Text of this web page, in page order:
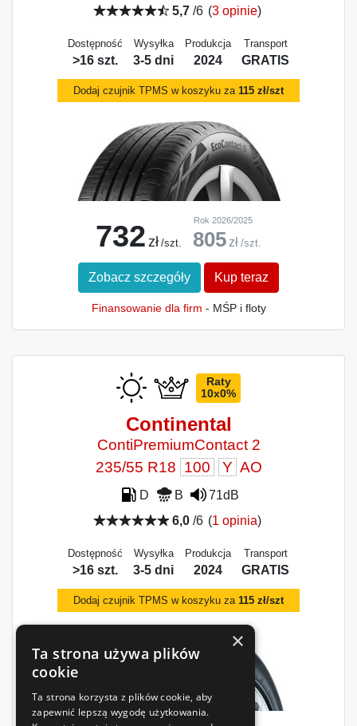
5,7/6 (3 opinie)
Dostępność
>16 szt.
Wysyłka
3-5 dni
Produkcja
2024
Transport
GRATIS
Dodaj czujnik TPMS w koszyku za 115 zł/szt
732 zł /szt.
Rok 2026/2025
805 zł /szt.
Zobacz szczegóły Kup teraz
Finansowanie dla firm - MŚP i floty
Raty
10x0%
Continental
ContiPremiumContact 2
235/55 R18 100 Y AO
D B
71dB
6,0/6 (1 opinia)
Dostępność
>16 szt.
Wysyłka
3-5 dni
Produkcja
2024
Transport
GRATIS
Dodaj czujnik TPMS w koszyku za 115 zł/szt
×
Ta strona używa plików
cookie
Ta strona korzysta z plików cookie, aby
zapewnić lepszą wygodę użytkowania.